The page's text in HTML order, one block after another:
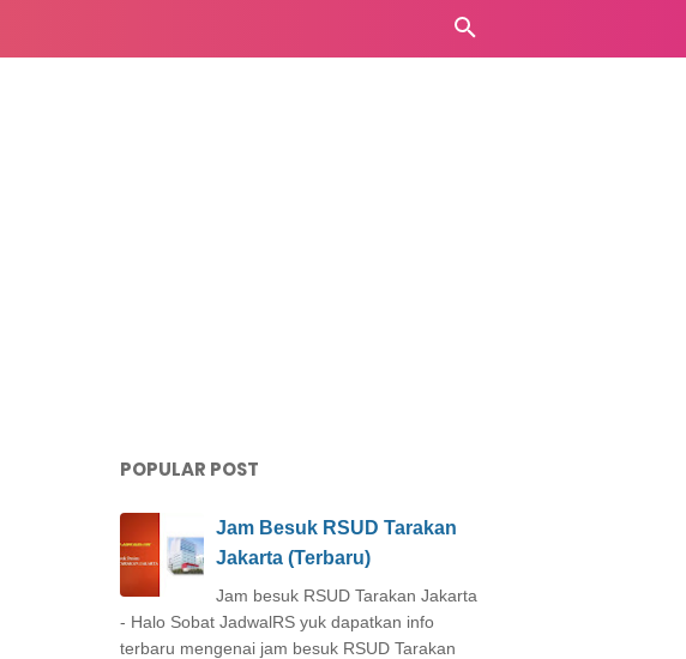
POPULAR POST
Jam Besuk RSUD Tarakan
Jakarta (Terbaru)
Jam besuk RSUD Tarakan Jakarta
- Halo Sobat JadwalRS yuk dapatkan info
terbaru mengenai jam besuk RSUD Tarakan